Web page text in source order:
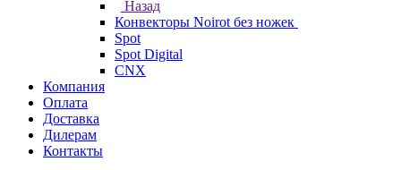
Назад
Конвекторы Noirot без ножек
Spot
Spot Digital
CNX
Компания
Оплата
Доставка
Дилерам
Контакты